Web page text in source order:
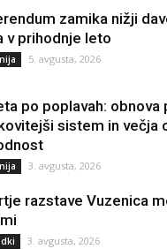
zamika nižji
v prihodnje leto
5. avgusta, 2026
po poplavah: obnova
sistem in večja
3. avgusta, 2026
razstave Vuzenica
3. avgusta, 2026